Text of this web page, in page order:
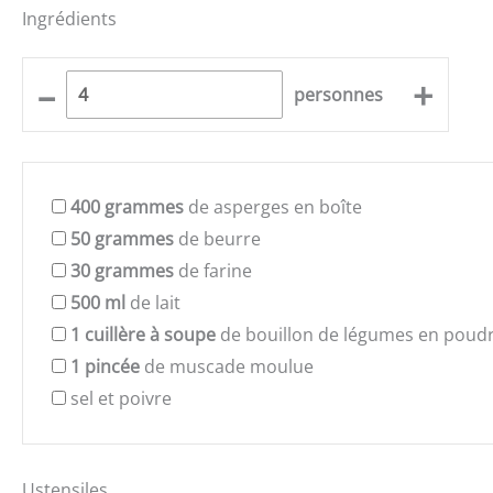
Ingrédients
– personnes +
400 grammes de asperges en boîte
50 grammes de beurre
30 grammes de farine
500 ml de lait
1 cuillère à soupe de bouillon de légumes en
1 pincée de muscade moulue
sel et poivre